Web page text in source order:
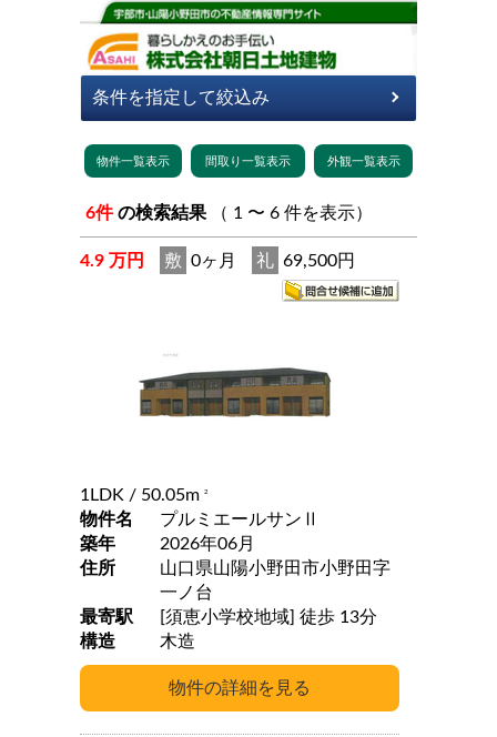
6件 の検索結果 （ 1 〜 6 件を表示）
4.9 万円 敷 0ヶ月 礼 69,500円
1LDK / 50.05m 2
物件名
プルミエールサンⅡ
築年
2026年06月
住所
山口県山陽小野田市小野田字
一ノ台
最寄駅
[須恵小学校地域] 徒歩 13分
構造
木造